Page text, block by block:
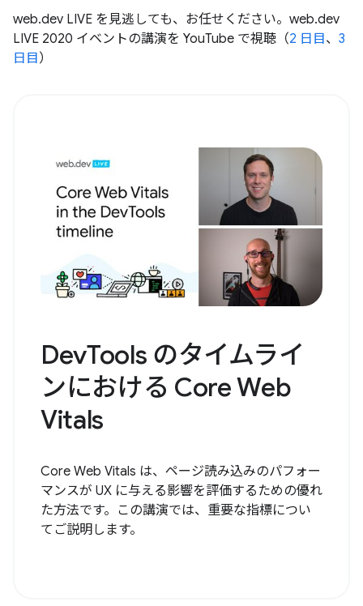
web.dev LIVE を見逃しても、お任せください。web.dev
LIVE 2020 イベントの講演を YouTube で視聴（2 日目 、 3
日目 ）
DevTools のタイムライ
ンにおける Core Web
Vitals
Core Web Vitals は、ページ読み込みのパフォー
マンスが UX に与える影響を評価するための優れ
た方法です。この講演では、重要な指標につい
てご説明します。